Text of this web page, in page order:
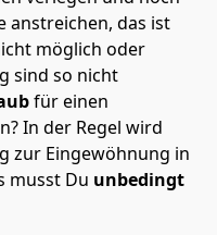
anstreichen, das ist
möglich oder
sind so nicht
für einen
In der Regel wird
zur Eingewöhnung in
musst Du unbedingt